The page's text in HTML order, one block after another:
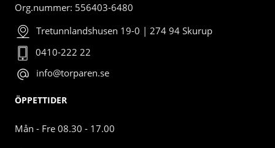
Org.nummer: 556403-6480
Tretunnlandshusen 19-0 | 274 94 Skurup
0410-222 22
info@torparen.se
ÖPPETTIDER
Mån - Fre 08.30 - 17.00